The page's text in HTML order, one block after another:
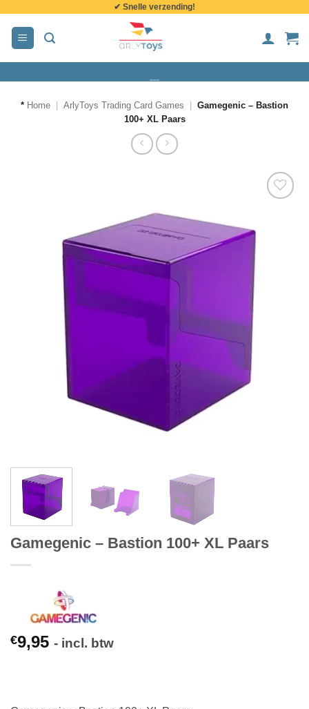
inhoud
✔ Snelle verzending!
* Home ArlyToys Trading Card Games
Gamegenic – Bastion
100+ XL Paars
Gamegenic – Bastion 100+ XL Paars
€9,95 - incl. btw